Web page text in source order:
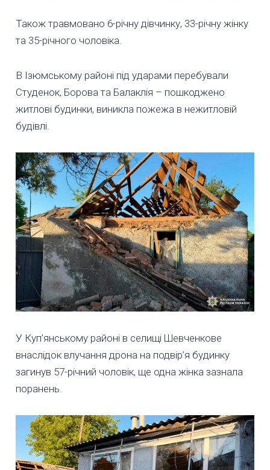
Також травмовано 6-річну дівчинку, 33-річну жінку
та 35-річного чоловіка.
В Ізюмському районі під ударами перебували
Студенок, Борова та Балаклія – пошкоджено
житлові будинки, виникла пожежа в нежитловій
будівлі.
У Куп’янському районі в селищі Шевченкове
внаслідок влучання дрона на подвір’я будинку
загинув 57-річний чоловік, ще одна жінка зазнала
поранень.